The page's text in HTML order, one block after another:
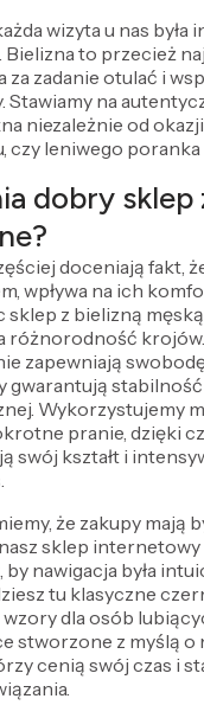
wizyta u nas była
Bielizna to przecież
za zadanie otulać i
Stawiamy na
niezależnie od
czy leniwego poranka
dobry sklep
doceniają fakt,
wpływa na ich
sklep z bielizną
różnorodność
zapewniają
gwarantują
Wykorzystujemy
pranie, dzięki
swój kształt i
że zakupy mają
sklep internetowy
nawigacja była
tu klasyczne
dla osób
stworzone z myślą
cenią swój czas i